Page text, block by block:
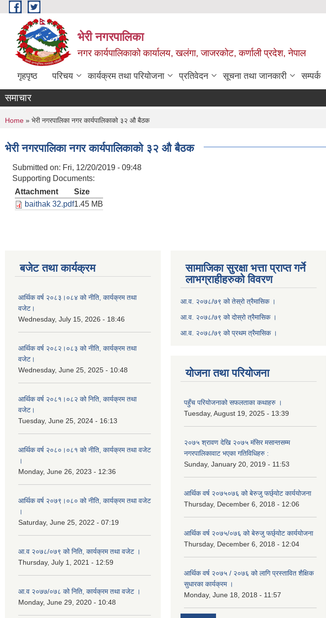
Skip to main content
भेरी नगरपालिका
नगर कार्यपालिकाको कार्यालय, खलंगा, जाजरकोट, कर्णाली प्रदेश, नेपाल
गृहपृष्ठ परिचय कार्यक्रम तथा परियोजना प्रतिवेदन सूचना तथा जानकारी सम्पर्क
समाचार
You are here
Home » भेरी नगरपालिका नगर कार्यपालिकाको ३२ औ बैठक
भेरी नगरपालिका नगर कार्यपालिकाको ३२ औ बैठक
Submitted on: Fri, 12/20/2019 - 09:48
Supporting Documents:
Attachment
Size
baithak 32.pdf1.45 MB
बजेट तथा कार्यक्रम
आर्थिक वर्ष २०८३।०८४ को नीति, कार्यक्रम तथा
वजेट।
Wednesday, July 15, 2026 - 18:46
आर्थिक वर्ष २०८२।०८३ को नीति, कार्यक्रम तथा
वजेट।
Wednesday, June 25, 2025 - 10:48
आर्थिक वर्ष २०८१।०८२ को निति, कार्यक्रम तथा
वजेट।
Tuesday, June 25, 2024 - 16:13
आर्थिक वर्ष २०८०।०८१ को नीति, कार्यक्रम तथा वजेट
।
Monday, June 26, 2023 - 12:36
आर्थिक वर्ष २०७९।०८० को नीति, कार्यक्रम तथा वजेट
।
Saturday, June 25, 2022 - 07:19
आ.व २०७८/०७९ को निति, कार्यक्रम तथा वजेट ।
Thursday, July 1, 2021 - 12:59
आ.व २०७७/०७८ को निति, कार्यक्रम तथा वजेट ।
Monday, June 29, 2020 - 10:48
सामाजिका सुरक्षा भत्ता प्राप्त गर्ने
लाभग्राहीहरुको विवरण
आ.व. २०७८/७९ को तेस्रो त्रैमासिक ।
आ.व. २०७८/७९ को दोस्रो त्रैमासिक ।
आ.व. २०७८/७९ को प्रथम त्रैमासिक ।
योजना तथा परियोजना
पहुँच परियोजनाको सफलताका कथाहरु ।
Tuesday, August 19, 2025 - 13:39
२०७५ श्रावण देखि २०७५ मंसिर मसान्तसम्म
नगरपालिकावाट भएका गतिविधिहरु :
Sunday, January 20, 2019 - 11:53
आर्थिक वर्ष २०७५०७६ को बेरुजु फर्छ्योट कार्ययोजना
Thursday, December 6, 2018 - 12:06
आर्थिक वर्ष २०७५/०७६ को बेरुजु फर्छ्योट कार्ययोजना
Thursday, December 6, 2018 - 12:04
आर्थिक वर्ष २०७५ / २०७६ को लागि प्रस्तावित शैक्षिक
सुधारका कार्यक्रम ।
Monday, June 18, 2018 - 11:57